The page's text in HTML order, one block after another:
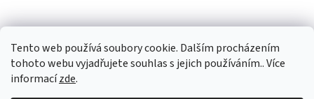
Tento web používá soubory cookie. Dalším procházením
tohoto webu vyjadřujete souhlas s jejich používáním.. Více
informacízde.
Instagram